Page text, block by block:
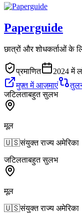
Paperguide
छात्रों और शोधकर्ताओं के
प्रमाणित
2024 में
मुफ़्त में आज़माएं
जटिलताबहुत सुलभ
मूल
🇺🇸संयुक्त राज्य अमेरिका
जटिलताबहुत सुलभ
मूल
🇺🇸संयुक्त राज्य अमेरिका